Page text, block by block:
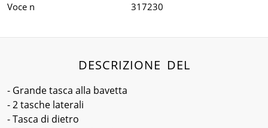
Voce n 317230
DESCRIZIONE DEL
- Grande tasca alla bavetta
- 2 tasche laterali
- Tasca di dietro